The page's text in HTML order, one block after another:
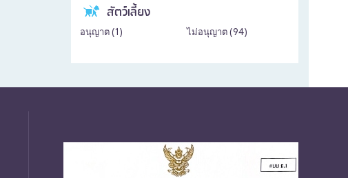
สัตว์เลี้ยง
อนุญาต (1 ) ไม่อนุญาต ( 94)